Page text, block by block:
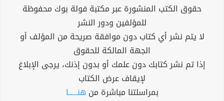
حقوق الكتب المنشورة عبر مكتبة فولة بوك محفوظة
للمؤلفين ودور النشر
لا يتم نشر أي كتاب دون موافقة صريحة من المؤلف أو
الجهة المالكة للحقوق
إذا تم نشر كتابك دون علمك أو بدون إذنك، يرجى الإبلاغ
لإيقاف عرض الكتاب
بمراسلتنا مباشرة من هنــــــا